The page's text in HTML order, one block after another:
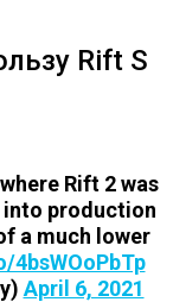
Rift S
Rift 2 was
production
a much lower
4bsWOoPbTp
April 6, 2021